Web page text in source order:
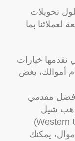
تحويلات
بما
نقدمها خيارات
أموالك، بغض
أفضل مقدمي
دهب شيل
يمكنك